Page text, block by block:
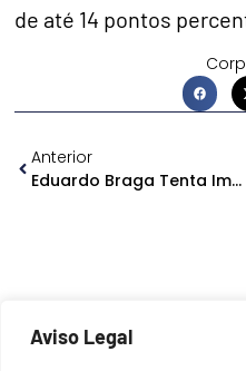
Aviso Legal
de até 14 pontos
Anterior
Eduardo Braga Tenta Impedir Divulgação De Pesquisa E Juiz Nega